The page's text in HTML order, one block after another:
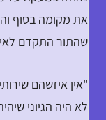
את מקומה בסוף
שהתור התקדם
"אין איזשהם
לא היה הגיוני